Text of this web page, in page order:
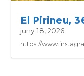
El Pirineu,
juny 18, 2026
https://